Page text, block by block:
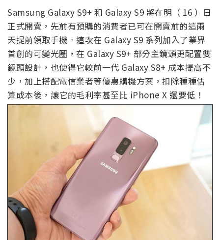
Samsung Galaxy S9+ 和 Galaxy S9 將在明（ 16 ）日
正式開賣，先前有預購的消費者已可在開賣前的這兩
天提前領取手機。這次在 Galaxy S9 系列加入了業界
首創的可變光圈，在 Galaxy S9+ 部分主鏡頭更配置雙
鏡頭設計，也使得它較前一代 Galaxy S8+ 成本提高不
少，加上搭配電信業者等優惠購機方案，扣除種種估
算成本後，讓它的毛利率甚至比 iPhone X 還要低！